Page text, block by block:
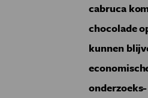
cabruca
chocolade
kunnen